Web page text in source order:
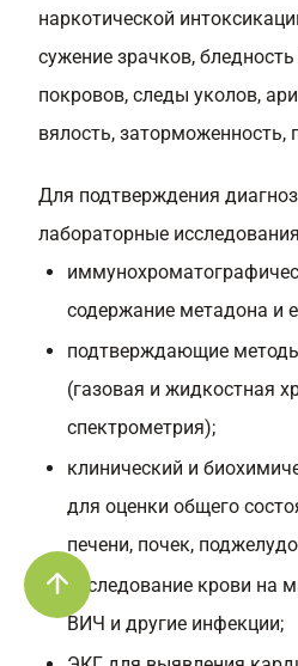
наркотической
сужение зрачков,
покровов, следы уколов,
вялость, заторможенность,
Для подтверждения
лабораторные
содержание метадона и
подтверждающие
(газовая и жидкостная
спектрометрия);
клинический и
для оценки общего
печени, почек,
исследование крови на
ВИЧ и другие инфекции;